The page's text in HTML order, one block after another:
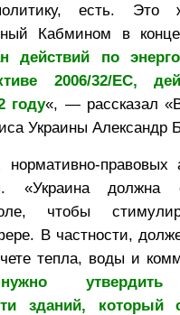
есть. Это
Кабмином в
действий по
2006/32/ЕС,
году«, — рассказал
Украины Александр
правовых
«Украина должна
чтобы
В частности,
тепла, воды и
нужно
зданий,